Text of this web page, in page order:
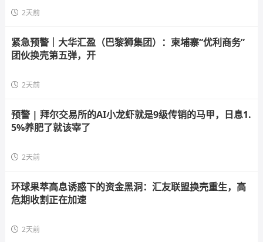
2天前
紧急预警｜大华汇盈（巴黎狮集团）：柬埔寨“优利商务”
团伙换壳第五弹，开
2天前
预警 | 拜尔交易所的AI小龙虾就是9级传销的马甲，日息1.
5%养肥了就该宰了
2天前
环球果萃高息诱惑下的资金黑洞：汇友联盟换壳重生，高
危期收割正在加速
2天前